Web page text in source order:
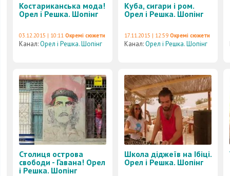
Костариканська мода!
Орел і Решка. Шопінг
03.12.2015 | 10:11 Окремі сюжети
Канал:Орел і Решка. Шопінг
Куба, сигари і ром.
Орел і Решка. Шопінг
17.11.2015 | 12:59 Окремі сюжети
Канал:Орел і Решка. Шопінг
Столиця острова
свободи - Гавана! Орел
і Решка. Шопінг
Школа діджеїв на Ібіці.
Орел і Решка. Шопінг